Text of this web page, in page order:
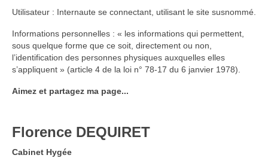
Utilisateur : Internaute se connectant, utilisant le site susnommé.
Informations personnelles : « les informations qui permettent,
sous quelque forme que ce soit, directement ou non,
l’identification des personnes physiques auxquelles elles
s’appliquent » (article 4 de la loi n° 78-17 du 6 janvier 1978).
Aimez et partagez ma page...
Florence DEQUIRET
Cabinet Hygée